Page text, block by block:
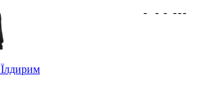
- - - ---